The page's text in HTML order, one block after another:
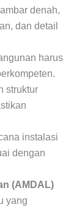
denah,
dan detail
harus
struktur
instalasi
dengan
(AMDAL)
yang